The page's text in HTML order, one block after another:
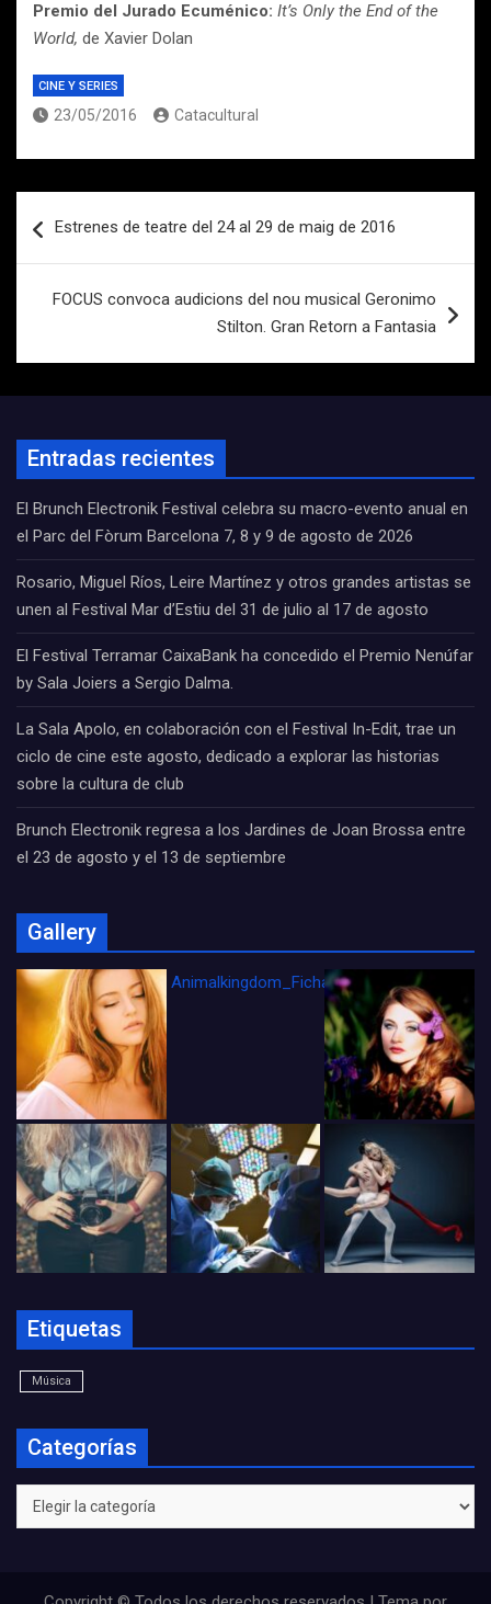
Premio del Jurado Ecuménico: It’s Only the End of the
World, de Xavier Dolan
CINE Y SERIES
23/05/2016 Catacultural
de
Estrenes de teatre del 24 al 29 de maig de 2016
FOCUS convoca audicions del nou musical Geronimo
Stilton. Gran Retorn a Fantasia
Entradas recientes
El Brunch Electronik Festival celebra su macro-evento anual en
el Parc del Fòrum Barcelona 7, 8 y 9 de agosto de 2026
Rosario, Miguel Ríos, Leire Martínez y otros grandes artistas se
unen al Festival Mar d’Estiu del 31 de julio al 17 de agosto
El Festival Terramar CaixaBank ha concedido el Premio Nenúfar
by Sala Joiers a Sergio Dalma.
La Sala Apolo, en colaboración con el Festival In-Edit, trae un
ciclo de cine este agosto, dedicado a explorar las historias
sobre la cultura de club
Brunch Electronik regresa a los Jardines de Joan Brossa entre
el 23 de agosto y el 13 de septiembre
Gallery
Animalkingdom_FichaCine
Etiquetas
Música
Categorías
Categorías